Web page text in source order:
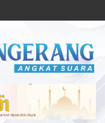
Angkat